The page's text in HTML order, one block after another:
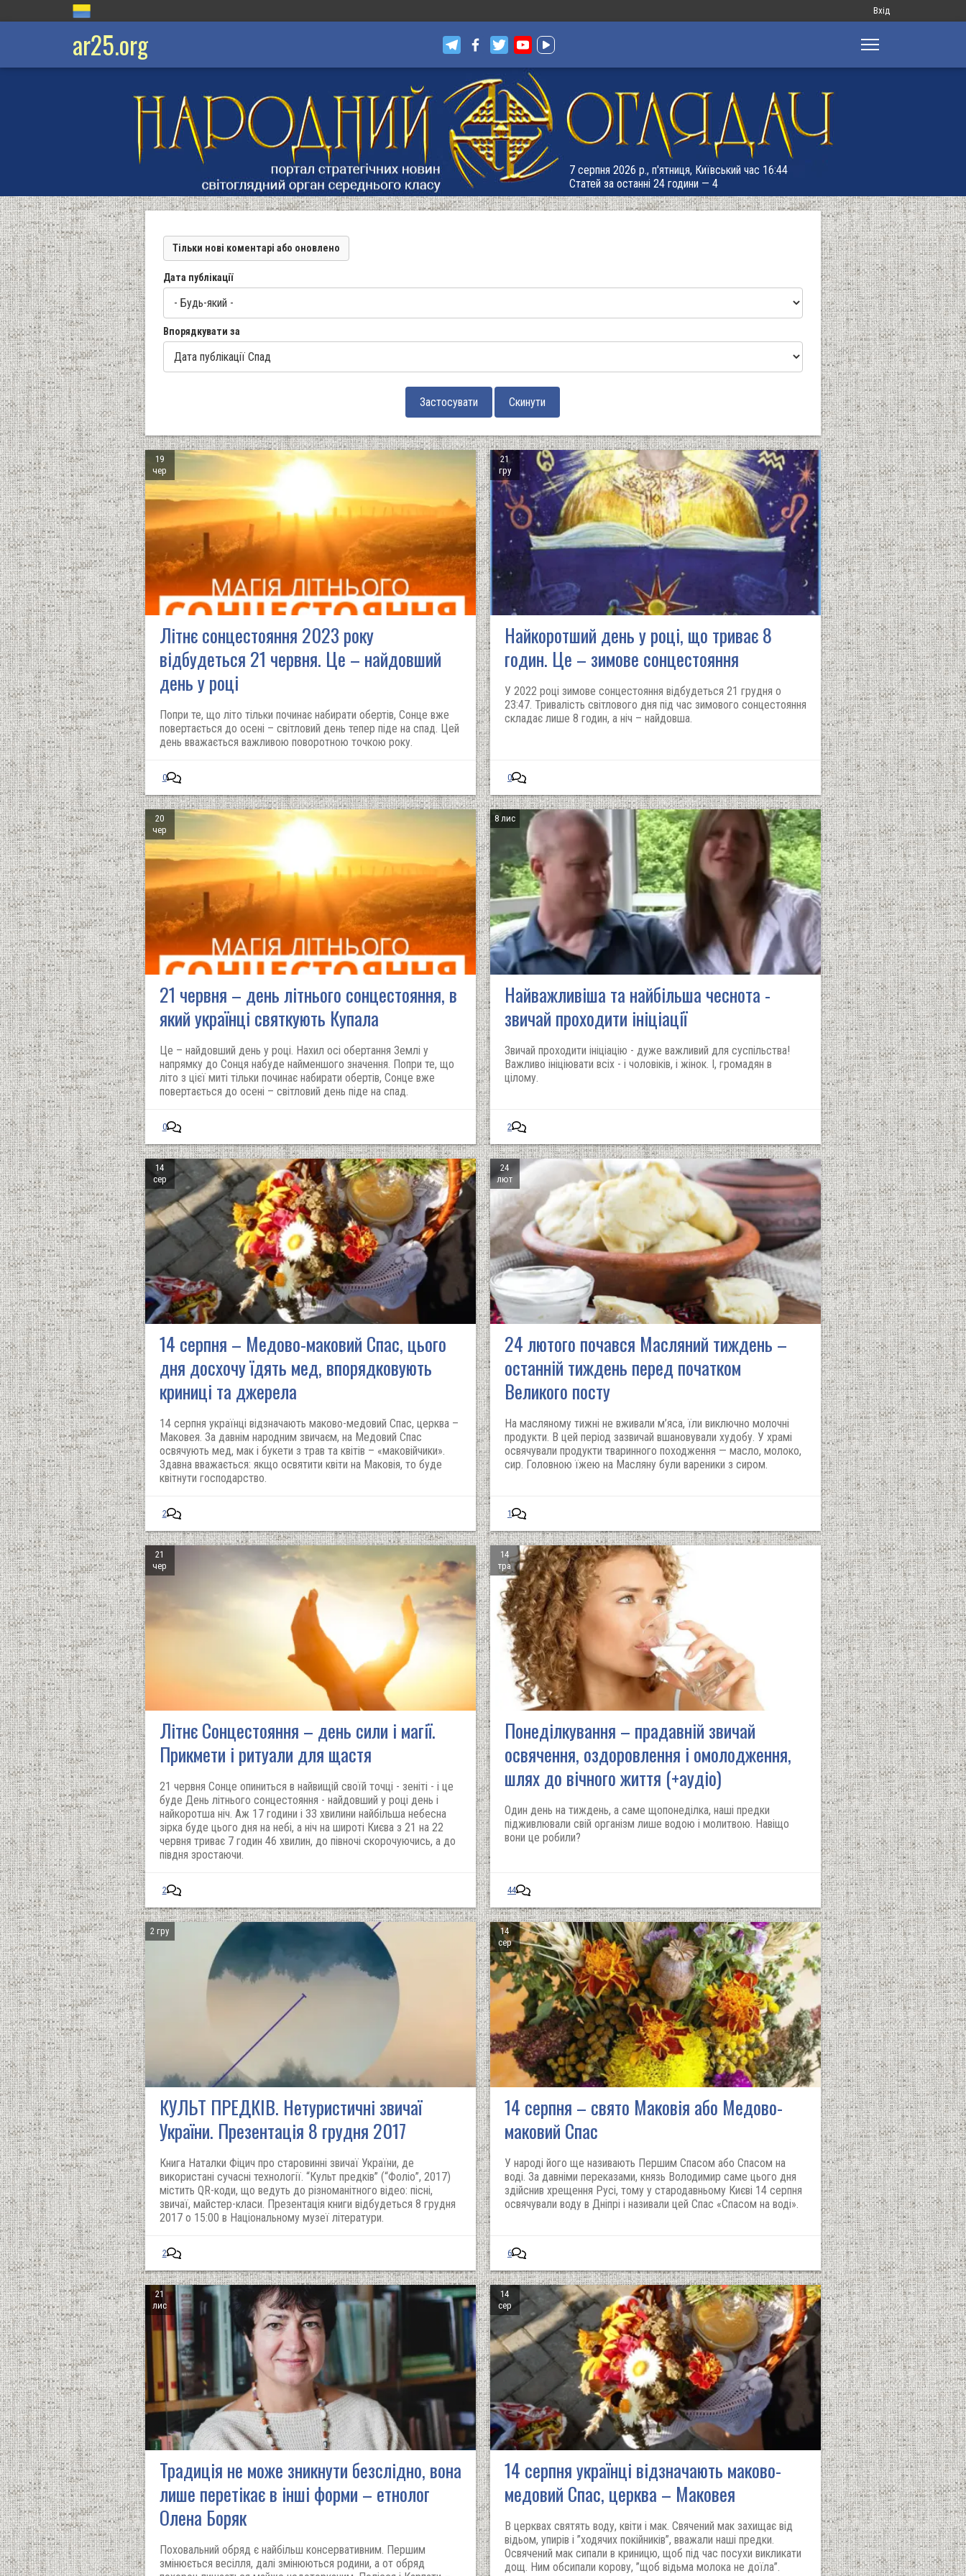
Меню
запису
Вхід
ar25.org
7 серпня 2026 р., п'ятниця, Київський час 16:44
Статей за останні 24 години — 4
Тільки нові коментарі або оновлено
Дата публікації
Впорядкувати за
19
чер
Літнє сонцестояння 2023 року
відбудеться 21 червня. Це – найдовший
день у році
Попри те, що літо тільки починає набирати обертів, Сонце вже
повертається до осені – світловий день тепер піде на спад. Цей
день вважається важливою поворотною точкою року.
0
21
гру
Найкоротший день у році, що триває 8
годин. Це – зимове сонцестояння
У 2022 році зимове сонцестояння відбудеться 21 грудня о
23:47. Тривалість світлового дня під час зимового сонцестояння
складає лише 8 годин, а ніч – найдовша.
0
20
чер
21 червня – день літнього сонцестояння, в
який українці святкують Купала
Це – найдовший день у році. Нахил осі обертання Землі у
напрямку до Сонця набуде найменшого значення. Попри те, що
літо з цієї миті тільки починає набирати обертів, Сонце вже
повертається до осені – світловий день піде на спад.
0
8 лис
Найважливіша та найбільша чеснота -
звичай проходити ініціації
Звичай проходити ініціацію - дуже важливий для суспільства!
Важливо ініціювати всіх - і чоловіків, і жінок. І, громадян в
цілому.
2
14
сер
14 серпня – Медово-маковий Спас, цього
дня досхочу їдять мед, впорядковують
криниці та джерела
14 серпня українці відзначають маково-медовий Спас, церква –
Маковея. За давнім народним звичаєм, на Медовий Спас
освячують мед, мак і букети з трав та квітів – «маковійчики».
Здавна вважається: якщо освятити квіти на Маковія, то буде
квітнути господарство.
2
24
лют
24 лютого почався Масляний тиждень –
останній тиждень перед початком
Великого посту
На масляному тижні не вживали м’яса, їли виключно молочні
продукти. В цей період зазвичай вшановували худобу. У храмі
освячували продукти тваринного походження — масло, молоко,
сир. Головною їжею на Масляну були вареники з сиром.
1
21
чер
Літнє Сонцестояння – день сили і магії.
Прикмети і ритуали для щастя
21 червня Сонце опиниться в найвищій своїй точці - зеніті - і це
буде День літнього сонцестояння - найдовший у році день і
найкоротша ніч. Аж 17 години і 33 хвилини найбільша небесна
зірка буде цього дня на небі, а ніч на широті Києва з 21 на 22
червня триває 7 годин 46 хвилин, до півночі скорочуючись, а до
півдня зростаючи.
2
14
тра
Понеділкування – прадавній звичай
освячення, оздоровлення і омолодження,
шлях до вічного життя (+аудіо)
Один день на тиждень, а саме щопонеділка, наші предки
підживлювали свій організм лише водою і молитвою. Навіщо
вони це робили?
44
2 гру
КУЛЬТ ПРЕДКІВ. Нетуристичні звичаї
України. Презентація 8 грудня 2017
Книга Наталки Фіцич про старовинні звичаї України, де
використані сучасні технології. “Культ предків” (“Фоліо”, 2017)
містить QR-коди, що ведуть до різноманітного відео: пісні,
звичаї, майстер-класи. Презентація книги відбудеться 8 грудня
2017 о 15:00 в Національному музеї літератури.
2
14
сер
14 серпня – свято Маковія або Медово-
маковий Спас
У народі його ще називають Першим Спасом або Спасом на
воді. За давніми переказами, князь Володимир саме цього дня
здійснив хрещення Русі, тому у стародавньому Києві 14 серпня
освячували воду в Дніпрі і називали цей Спас «Спасом на воді».
6
21
лис
Традиція не може зникнути безслідно, вона
лише перетікає в інші форми – етнолог
Олена Боряк
Поховальний обряд є найбільш консервативним. Першим
змінюється весілля, далі змінюються родини, а от обряд
14
сер
14 серпня українці відзначають маково-
медовий Спас, церква – Маковея
В церквах святять воду, квіти і мак. Свячений мак захищає від
відьом, упирів і ”ходячих покійників”, вважали наші предки.
Освячений мак сипали в криницю, щоб під час посухи викликати
дощ. Ним обсипали корову, ”щоб відьма молока не доїла”.